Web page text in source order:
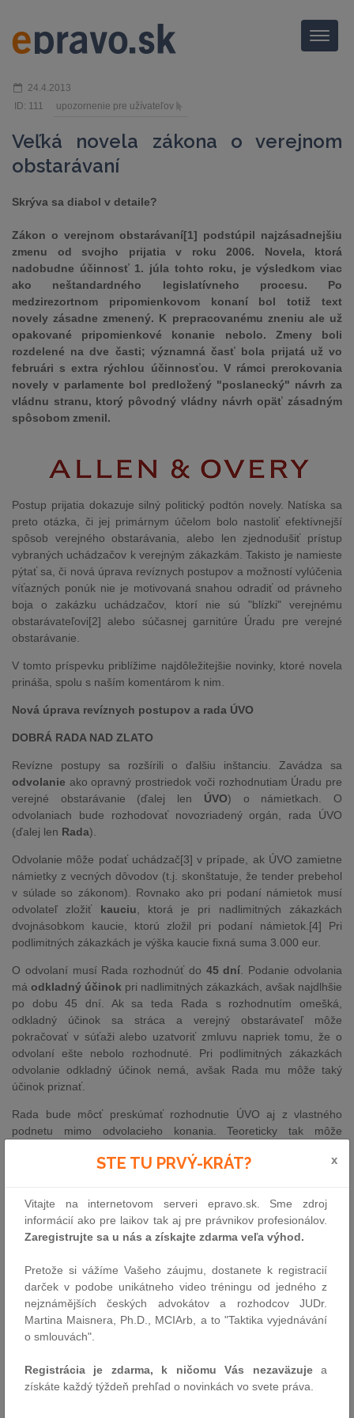
Menu
24.4.2013
ID: 111
upozornenie pre užívateľov
Veľká novela zákona o verejnom
obstarávaní
Skrýva sa diabol v detaile?
Zákon o verejnom obstarávaní[1] podstúpil najzásadnejšiu
zmenu od svojho prijatia v roku 2006. Novela, ktorá
nadobudne účinnosť 1. júla tohto roku, je výsledkom viac
ako neštandardného legislatívneho procesu. Po
medzirezortnom pripomienkovom konaní bol totiž text
novely zásadne zmenený. K prepracovanému zneniu ale už
opakované pripomienkové konanie nebolo. Zmeny boli
rozdelené na dve časti; významná časť bola prijatá už vo
februári s extra rýchlou účinnosťou. V rámci prerokovania
novely v parlamente bol predložený "poslanecký" návrh za
vládnu stranu, ktorý pôvodný vládny návrh opäť zásadným
spôsobom zmenil.
Postup prijatia dokazuje silný politický podtón novely. Natíska sa
preto otázka, či jej primárnym účelom bolo nastoliť efektívnejší
spôsob verejného obstarávania, alebo len zjednodušiť prístup
vybraných uchádzačov k verejným zákazkám. Takisto je namieste
pýtať sa, či nová úprava revíznych postupov a možností vylúčenia
víťazných ponúk nie je motivovaná snahou odradiť od právneho
boja o zakázku uchádzačov, ktorí nie sú "blízki" verejnému
obstarávateľovi[2] alebo súčasnej garnitúre Úradu pre verejné
obstarávanie.
V tomto príspevku priblížime najdôležitejšie novinky, ktoré novela
prináša, spolu s naším komentárom k nim.
Nová úprava revíznych postupov a rada ÚVO
DOBRÁ RADA NAD ZLATO
Revízne postupy sa rozšírili o ďalšiu inštanciu. Zavádza sa
odvolanie ako opravný prostriedok voči rozhodnutiam Úradu pre
verejné obstarávanie (ďalej len ÚVO) o námietkach. O
odvolaniach bude rozhodovať novozriadený orgán, rada ÚVO
(ďalej len Rada).
Odvolanie môže podať uchádzač[3] v prípade, ak ÚVO zamietne
námietky z vecných dôvodov (t.j. skonštatuje, že tender prebehol
v súlade so zákonom). Rovnako ako pri podaní námietok musí
odvolateľ zložiť kauciu , ktorá je pri nadlimitných zákazkách
dvojnásobkom kaucie, ktorú zložil pri podaní námietok.[4] Pri
podlimitných zákazkách je výška kaucie fixná suma 3.000 eur.
O odvolaní musí Rada rozhodnúť do 45 dní . Podanie odvolania
má odkladný účinok pri nadlimitných zákazkách, avšak najdlhšie
po dobu 45 dní. Ak sa teda Rada s rozhodnutím omešká,
odkladný účinok sa stráca a verejný obstarávateľ môže
pokračovať v súťaži alebo uzatvoriť zmluvu napriek tomu, že o
odvolaní ešte nebolo rozhodnuté. Pri podlimitných zákazkách
odvolanie odkladný účinok nemá, avšak Rada mu môže taký
účinok priznať.
Rada bude môcť preskúmať rozhodnutie ÚVO aj z vlastného
podnetu mimo odvolacieho konania. Teoreticky tak môže
stupni vyhovel. Zároveň by podnet na preskúmanie rozhodnutia
odvolania, ktoré je spoplatnené vyššie spomenutou kauciou. Je
však otázne, či Rada bude ochotná zaoberať sa podnetmi
uchádzačov, ktorí mohli podať odvolanie, no neurobili tak.
členmi automaticky z titulu svojej funkcie a ostatných sedem
členov vymenuje vláda, pričom ich môže odvolať len za nečinnosť
alebo spáchanie trestného činu.
Kvôli prehľadnosti je na konci tohto príspevku pripojené grafické
Názor A&O
STE TU PRVÝ-KRÁT? x
Vitajte na internetovom serveri epravo.sk. Sme zdroj
informácií ako pre laikov tak aj pre právnikov profesionálov.
Zaregistrujte sa u nás a získajte zdarma veľa výhod.
Pretože si vážíme Vašeho záujmu, dostanete k registracií
darček v podobe unikátneho video tréningu od jedného z
nejznámějších českých advokátov a rozhodcov JUDr.
Martina Maisnera, Ph.D., MCIArb, a to "Taktika vyjednávání
o smlouvách".
Registrácia je zdarma, k ničomu Vás nezaväzujea
získáte každý týždeň prehľad o novinkách vo svete práva.